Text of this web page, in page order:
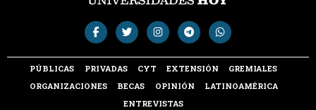
PÚBLICAS PRIVADAS CYT EXTENSIÓN
GREMIALES
ORGANIZACIONES
BECAS OPINIÓN
LATINOAMÉRICA
ENTREVISTAS